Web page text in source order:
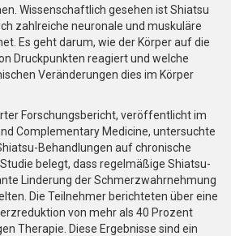
Wissenschaftlich gesehen ist Shiatsu
zahlreiche neuronale und muskuläre
Es geht darum, wie der Körper auf die
Druckpunkten reagiert und welche
Veränderungen dies im Körper
Forschungsbericht, veröffentlicht im
Complementary Medicine, untersuchte
Behandlungen auf chronische
belegt, dass regelmäßige Shiatsu-
Linderung der Schmerzwahrnehmung
Die Teilnehmer berichteten über eine
von mehr als 40 Prozent
Therapie. Diese Ergebnisse sind ein